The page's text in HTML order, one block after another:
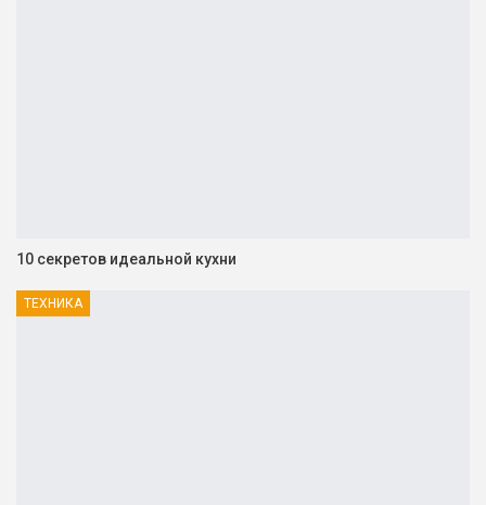
10 секретов идеальной кухни
ТЕХНИКА